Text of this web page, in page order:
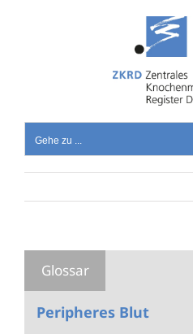
Gehe zu ...
Peripheres Blut